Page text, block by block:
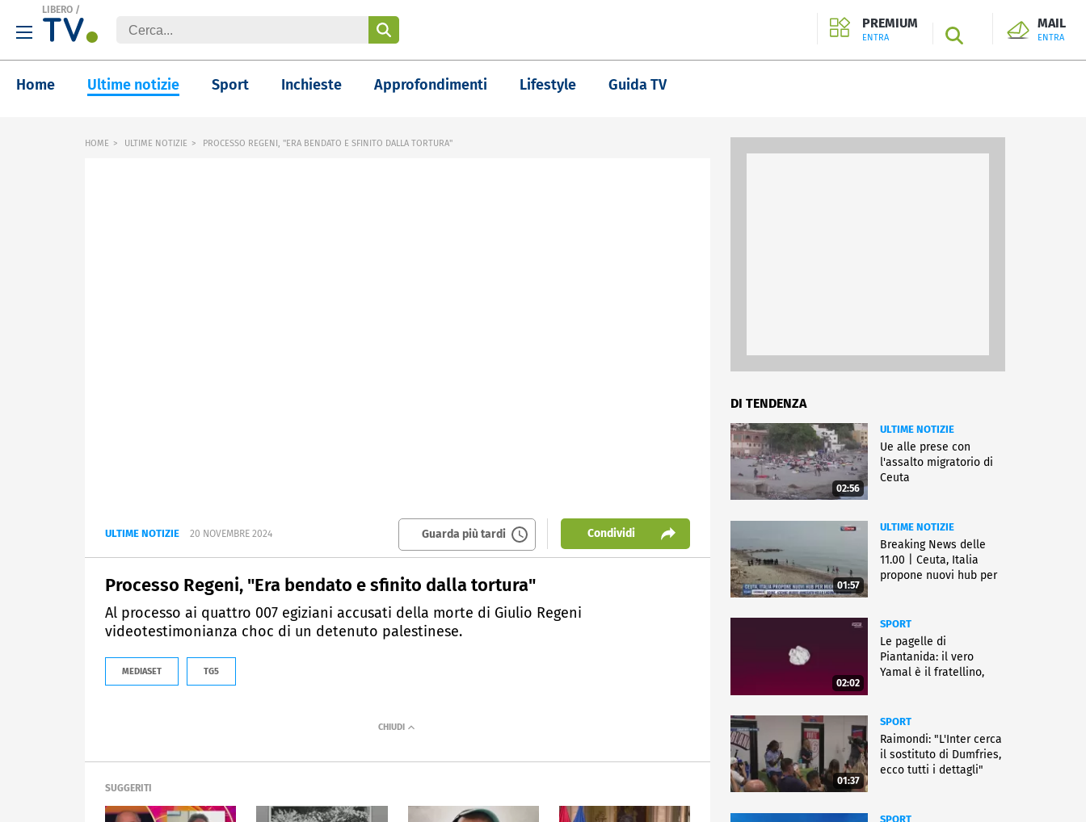
LIBERO /
PREMIUM
ENTRA SEARCH
MAIL
ENTRA
Home Ultime notizie Sport Inchieste Approfondimenti Lifestyle Guida TV
HOME ULTIME NOTIZIE PROCESSO REGENI, "ERA BENDATO E SFINITO DALLA TORTURA"
ULTIME NOTIZIE 20 NOVEMBRE 2024 Guarda più tardi Condividi
Processo Regeni, "Era bendato e sfinito dalla tortura"
Al processo ai quattro 007 egiziani accusati della morte di Giulio Regeni
videotestimonianza choc di un detenuto palestinese.
MEDIASET TG5
SUGGERITI
DI TENDENZA
02:56
ULTIME NOTIZIE
Ue alle prese con
l'assalto migratorio di
Ceuta
01:57
ULTIME NOTIZIE
Breaking News delle
11.00 | Ceuta, Italia
propone nuovi hub per
02:02
SPORT
Le pagelle di
Piantanida: il vero
Yamal è il fratellino,
01:37
SPORT
Raimondi: "L'Inter cerca
il sostituto di Dumfries,
ecco tutti i dettagli"
SPORT